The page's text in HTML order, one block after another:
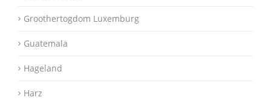
Groothertogdom Luxemburg
Guatemala
Hageland
Harz